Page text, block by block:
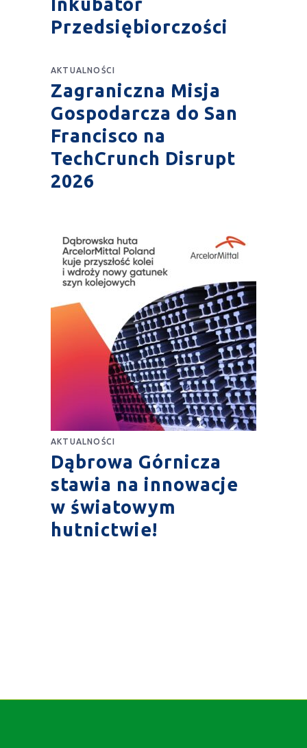
Przedsiębiorczości
AKTUALNOŚCI
Zagraniczna Misja
Gospodarcza do San
Francisco na
TechCrunch Disrupt
2026
AKTUALNOŚCI
Dąbrowa Górnicza
stawia na innowacje
w światowym
hutnictwie!